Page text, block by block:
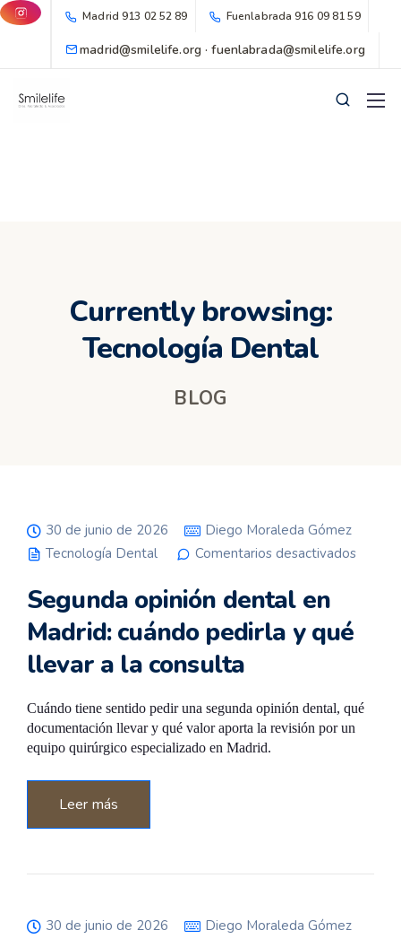
Madrid913 02 52 89 Fuenlabrada916 09 81 59
madrid@smilelife.org · fuenlabrada@smilelife.org
Currently browsing:
Tecnología Dental
BLOG
30 de junio de 2026
Diego Moraleda Gómez
Tecnología Dental
Comentarios desactivados
en
dental
en
cuándo
pedirla y
qué
llevar a
consulta
Segunda opinión dental en
Madrid: cuándo pedirla y qué
llevar a la consulta
Cuándo tiene sentido pedir una segunda opinión dental, qué
documentación llevar y qué valor aporta la revisión por un
equipo quirúrgico especializado en Madrid.
Leer más
30 de junio de 2026
Diego Moraleda Gómez